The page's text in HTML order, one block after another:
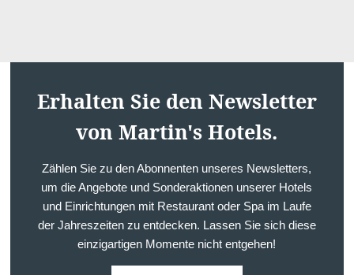
Erhalten Sie den Newsletter
von Martin's Hotels.
Zählen Sie zu den Abonnenten unseres Newsletters,
um die Angebote und Sonderaktionen unserer Hotels
und Einrichtungen mit Restaurant oder Spa im Laufe
der Jahreszeiten zu entdecken. Lassen Sie sich diese
einzigartigen Momente nicht entgehen!
Startseite
Bar
Events
Angebote
Galerie
Kontakt
Kontakt
Fehler: Das